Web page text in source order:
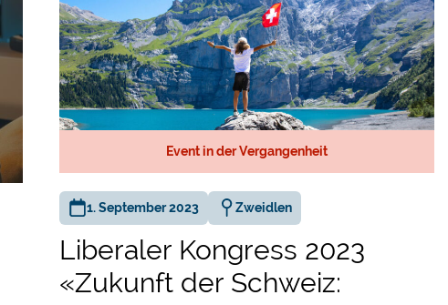
Event in der Vergangenheit
1. September 2023 Zweidlen
Liberaler Kongress 2023
«Zukunft der Schweiz: